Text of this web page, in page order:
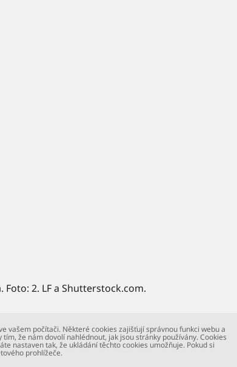
2. LF a Shutterstock.com.
vašem počítači. Některé cookies zajišťují správnou funkci webu a
že nám dovolí nahlédnout, jak jsou stránky používány. Cookies
nastaven tak, že ukládání těchto cookies umožňuje. Pokud si
prohlížeče.